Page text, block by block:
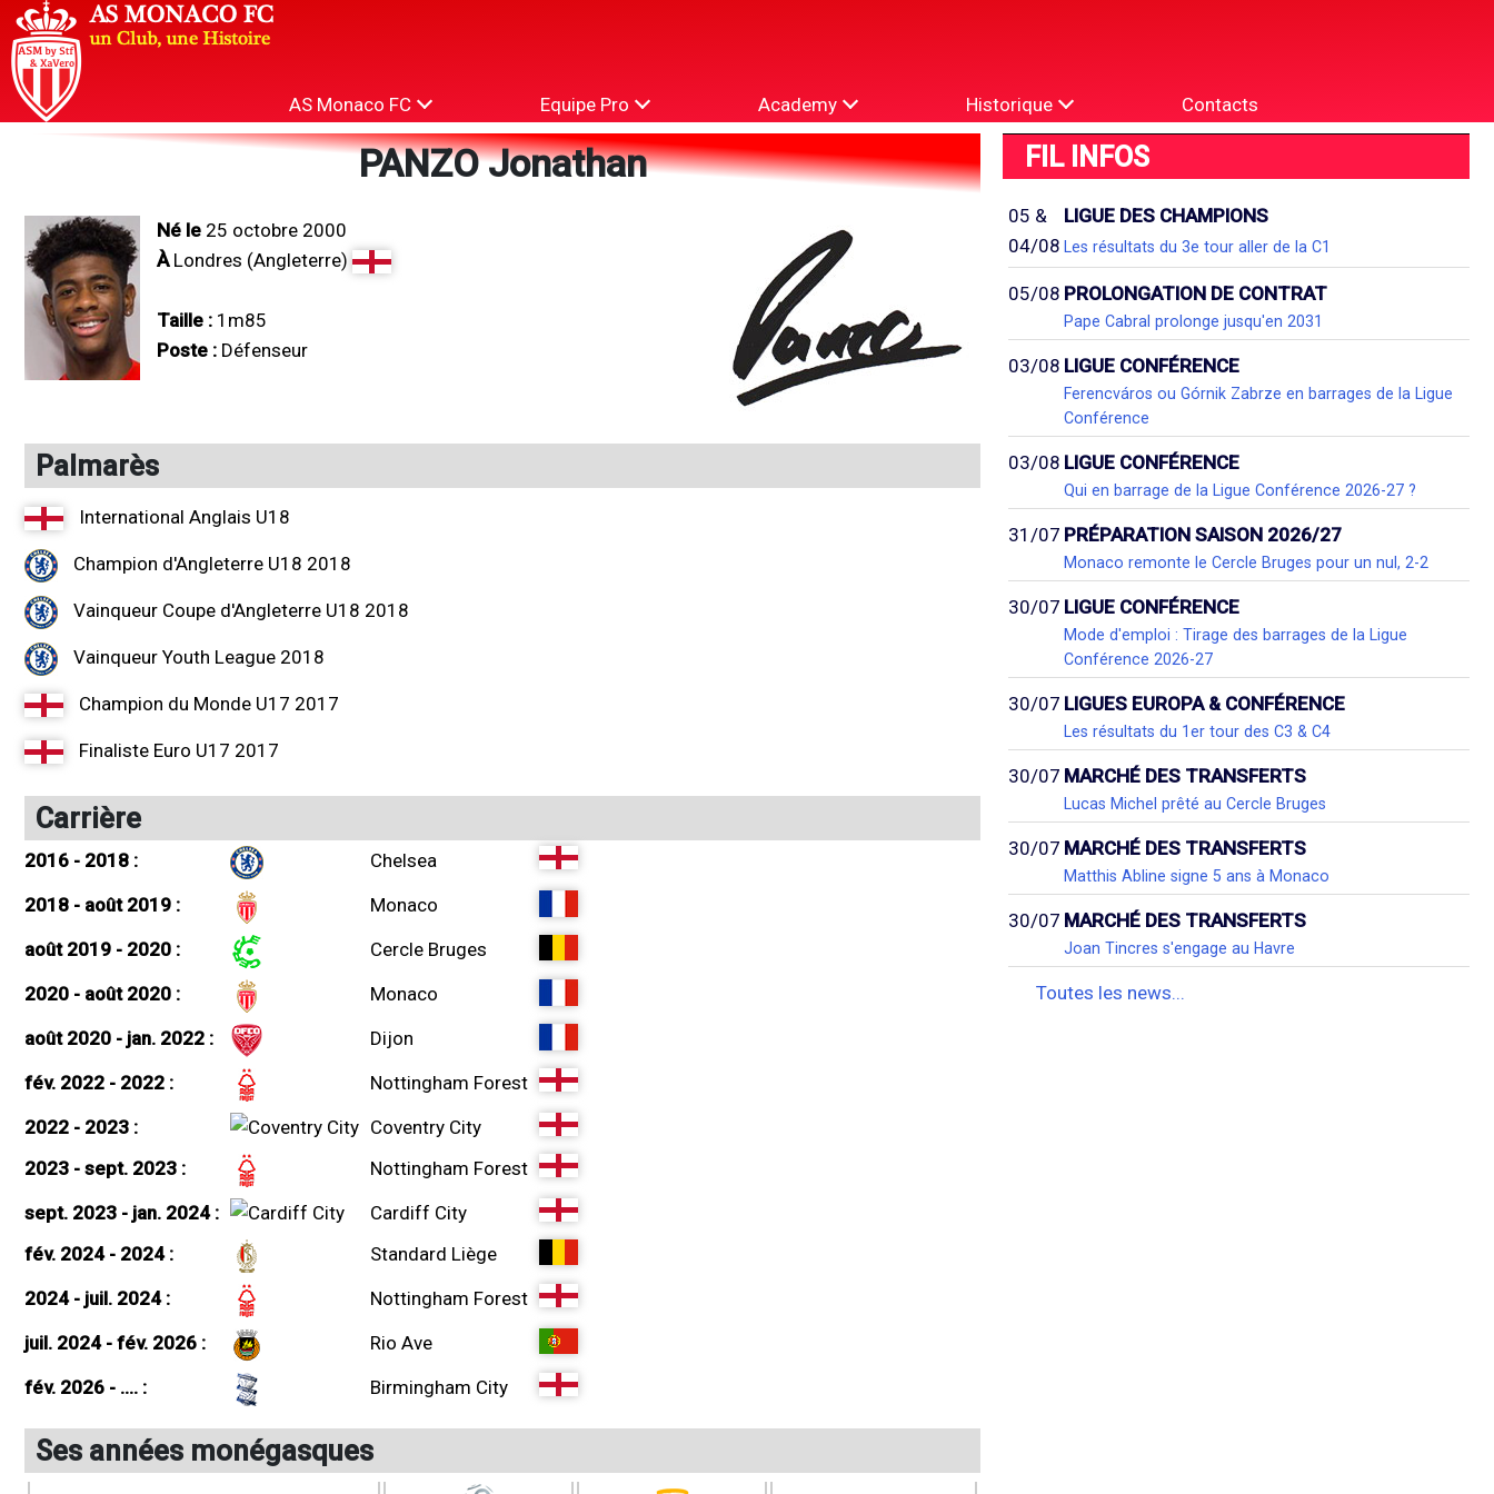
AS Monaco FC Equipe Pro Academy Historique Contacts
PANZO Jonathan
Né le 25 octobre 2000
ÀLondres (Angleterre)
Taille : 1m85
Poste : Défenseur
Palmarès
International Anglais U18
Champion d'Angleterre U18 2018
Vainqueur Coupe d'Angleterre U18 2018
Vainqueur Youth League 2018
Champion du Monde U17 2017
Finaliste Euro U17 2017
Carrière
2016 - 2018 :
Chelsea
2018 - août 2019 :
Monaco
août 2019 - 2020 :
Cercle Bruges
2020 - août 2020 :
Monaco
août 2020 - jan. 2022 :
Dijon
fév. 2022 - 2022 :
Nottingham Forest
2022 - 2023 :
Coventry City
2023 - sept. 2023 :
Nottingham Forest
sept. 2023 - jan. 2024 :
Cardiff City
fév. 2024 - 2024 :
Standard Liège
2024 - juil. 2024 :
Nottingham Forest
juil. 2024 - fév. 2026 :
Rio Ave
fév. 2026 - .... :
Birmingham City
Ses années monégasques
FIL INFOS
05 &
04/08
LIGUE DES CHAMPIONS
Les résultats du 3e tour aller de la C1
05/08 PROLONGATION DE CONTRAT
Pape Cabral prolonge jusqu'en 2031
03/08 LIGUE CONFÉRENCE
Ferencváros ou Górnik Zabrze en barrages de la Ligue
Conférence
03/08 LIGUE CONFÉRENCE
Qui en barrage de la Ligue Conférence 2026-27 ?
31/07 PRÉPARATION SAISON 2026/27
Monaco remonte le Cercle Bruges pour un nul, 2-2
30/07 LIGUE CONFÉRENCE
Mode d'emploi : Tirage des barrages de la Ligue
Conférence 2026-27
30/07 LIGUES EUROPA & CONFÉRENCE
Les résultats du 1er tour des C3 & C4
30/07 MARCHÉ DES TRANSFERTS
Lucas Michel prêté au Cercle Bruges
30/07 MARCHÉ DES TRANSFERTS
Matthis Abline signe 5 ans à Monaco
30/07 MARCHÉ DES TRANSFERTS
Joan Tincres s'engage au Havre
Toutes les news...